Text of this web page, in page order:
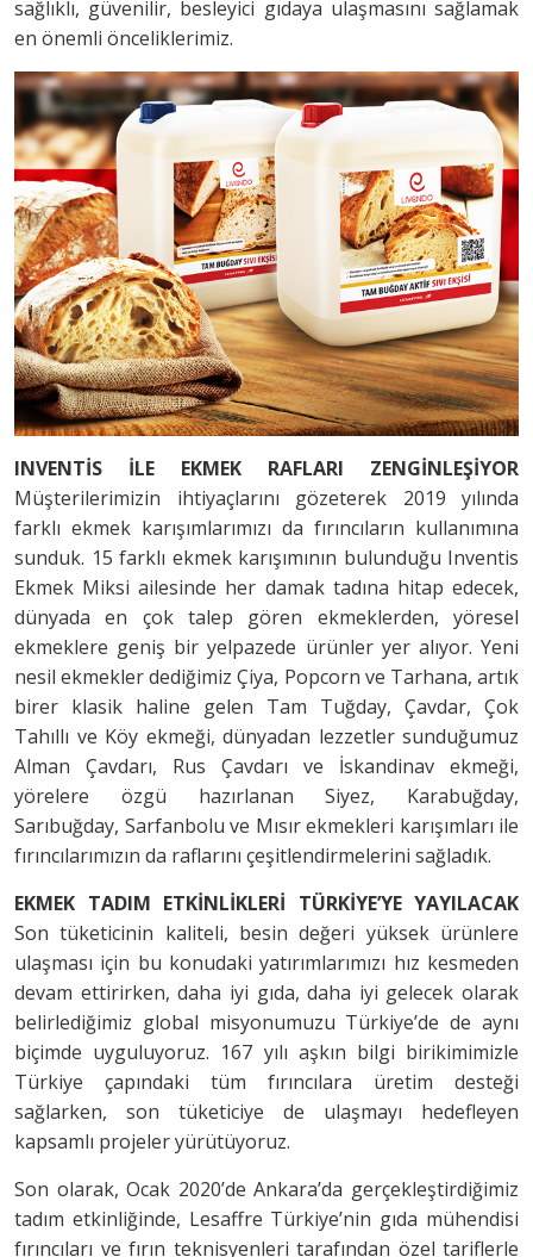
sağlıklı, güvenilir, besleyici gıdaya ulaşmasını sağlamak
en önemli önceliklerimiz.
INVENTİS İLE EKMEK RAFLARI ZENGİNLEŞİYOR
Müşterilerimizin ihtiyaçlarını gözeterek 2019 yılında
farklı ekmek karışımlarımızı da fırıncıların kullanımına
sunduk. 15 farklı ekmek karışımının bulunduğu Inventis
Ekmek Miksi ailesinde her damak tadına hitap edecek,
dünyada en çok talep gören ekmeklerden, yöresel
ekmeklere geniş bir yelpazede ürünler yer alıyor. Yeni
nesil ekmekler dediğimiz Çiya, Popcorn ve Tarhana, artık
birer klasik haline gelen Tam Tuğday, Çavdar, Çok
Tahıllı ve Köy ekmeği, dünyadan lezzetler sunduğumuz
Alman Çavdarı, Rus Çavdarı ve İskandinav ekmeği,
yörelere özgü hazırlanan Siyez, Karabuğday,
Sarıbuğday, Sarfanbolu ve Mısır ekmekleri karışımları ile
fırıncılarımızın da raflarını çeşitlendirmelerini sağladık.
EKMEK TADIM ETKİNLİKLERİ TÜRKİYE’YE YAYILACAK
Son tüketicinin kaliteli, besin değeri yüksek ürünlere
ulaşması için bu konudaki yatırımlarımızı hız kesmeden
devam ettirirken, daha iyi gıda, daha iyi gelecek olarak
belirlediğimiz global misyonumuzu Türkiye’de de aynı
biçimde uyguluyoruz. 167 yılı aşkın bilgi birikimimizle
Türkiye çapındaki tüm fırıncılara üretim desteği
sağlarken, son tüketiciye de ulaşmayı hedefleyen
kapsamlı projeler yürütüyoruz.
Son olarak, Ocak 2020’de Ankara’da gerçekleştirdiğimiz
tadım etkinliğinde, Lesaffre Türkiye’nin gıda mühendisi
fırıncıları ve fırın teknisyenleri tarafından özel tariflerle